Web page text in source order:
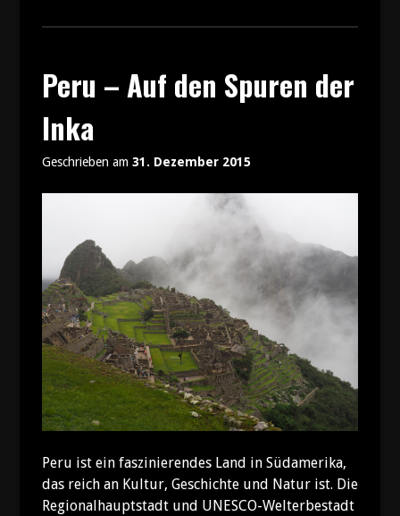
Peru – Auf den Spuren der
Inka
Geschrieben am 31. Dezember 2015
Peru ist ein faszinierendes Land in Südamerika,
das reich an Kultur, Geschichte und Natur ist. Die
Regionalhauptstadt und UNESCO-Welterbestadt